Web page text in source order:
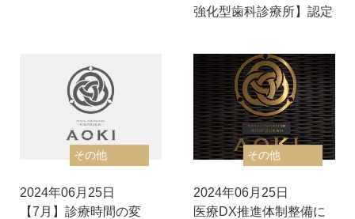
強化型歯科診療所】認定
その他
2024年06月25日
【7月】診療時間の変
その他
2024年06月25日
医療DX推進体制整備に